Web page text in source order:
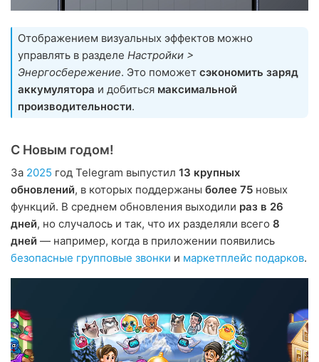
Отображением визуальных эффектов можно
управлять в разделе Настройки >
Энергосбережение. Это поможет сэкономить заряд
аккумулятора и добиться максимальной
производительности.
С Новым годом!
За 2025 год Telegram выпустил 13 крупных
обновлений, в которых поддержаны более 75 новых
функций. В среднем обновления выходили раз в 26
дней, но случалось и так, что их разделяли всего 8
дней — например, когда в приложении появились
безопасные групповые звонки и маркетплейс подарков.